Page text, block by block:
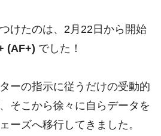
けたのは、2月22日から開始
(AF+) でした！
ーの指示に従うだけの受動的
そこから徐々に自らデータを
ーズへ移行してきました。